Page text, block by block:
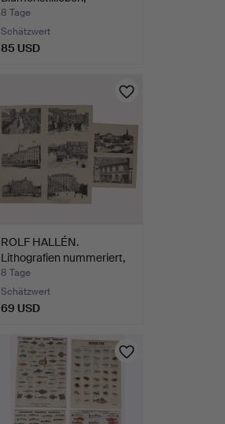
Farblithograf…
8 Tage
Schätzwert
85 USD
ROLF HALLÉN.
Lithografien nummeriert,
sign…
8 Tage
Schätzwert
69 USD